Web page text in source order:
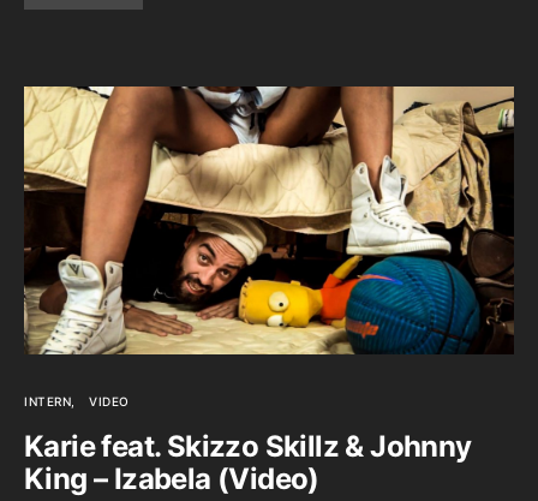
INTERN VIDEO
Karie feat. Skizzo Skillz & Johnny
King – Izabela (Video)